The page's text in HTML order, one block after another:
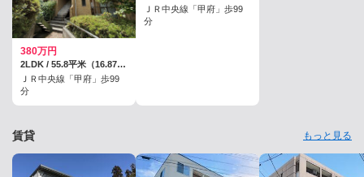
380万円
2LDK / 55.8平米（16.87坪）（壁芯）
ＪＲ中央線「甲府」歩99
分
ＪＲ中央線「甲府」歩99
分
賃貸 もっと見る